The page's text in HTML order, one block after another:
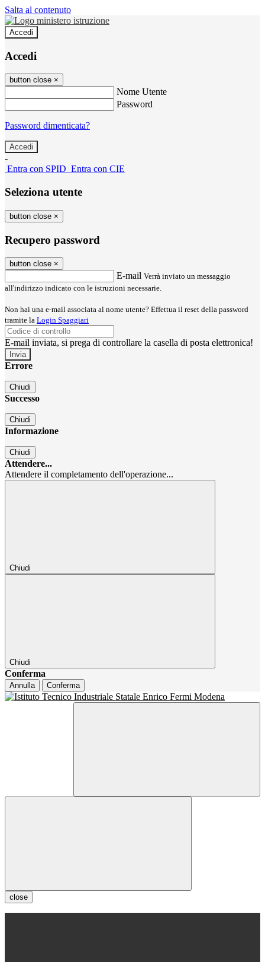
Salta al contenuto
Accedi
Accedi
button close ×
Nome Utente
Password
Password dimenticata?
-
Entra con SPID Entra con CIE
Seleziona utente
button close ×
Recupero password
button close ×
E-mail Verrà inviato un messaggio
all'indirizzo indicato con le istruzioni necessarie.
Non hai una e-mail associata al nome utente? Effettua il reset della password
tramite la Login Spaggiari
E-mail inviata, si prega di controllare la casella di posta elettronica!
Errore
Chiudi
Successo
Chiudi
Informazione
Chiudi
Attendere...
Attendere il completamento dell'operazione...
Chiudi
Chiudi
Conferma
Annulla Conferma
close